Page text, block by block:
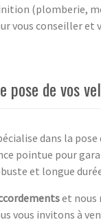
(plomberie,
vous conseiller
pose de vos
dans la
pointue pour
et longue
et nous
vous invitons à